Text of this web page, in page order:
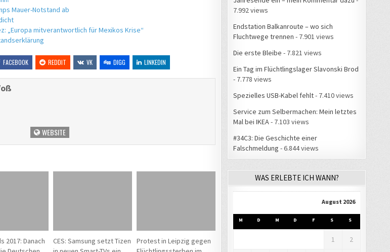
Mauer-Notstand ab
„Europa mitverantwortlich für Mexikos Krise“
FACEBOOK REDDIT VK DIGG LINKEDIN
WEBSITE
2017: Danach
CES: Samsung setzt Tizen
Protest in Leipzig gegen
7.992 views
Endstation Balkanroute – wo sich
Fluchtwege trennen - 7.901 views
Die erste Bleibe - 7.821 views
Ein Tag im Flüchtlingslager Slavonski Brod
- 7.778 views
Spezielles USB-Kabel fehlt- 7.410 views
Service zum Selbermachen: Mein letztes
Mal bei IKEA - 7.103 views
#34C3: Die Geschichte einer
Falschmeldung - 6.844 views
WAS ERLEBTE ICH WANN?
August 2026
M D M D F S S
1 2